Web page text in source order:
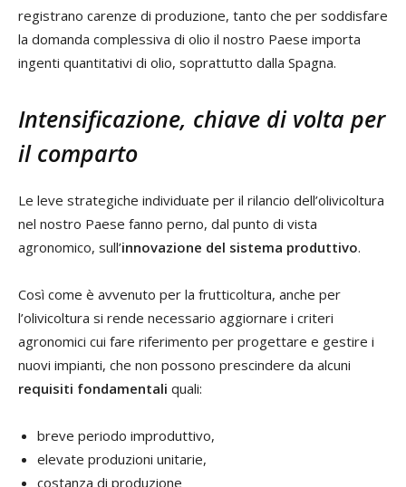
registrano carenze di produzione, tanto che per soddisfare
la domanda complessiva di olio il nostro Paese importa
ingenti quantitativi di olio, soprattutto dalla Spagna.
Intensificazione, chiave di volta per
il comparto
Le leve strategiche individuate per il rilancio dell’olivicoltura
nel nostro Paese fanno perno, dal punto di vista
agronomico, sull’innovazione del sistema produttivo.
Così come è avvenuto per la frutticoltura, anche per
l’olivicoltura si rende necessario aggiornare i criteri
agronomici cui fare riferimento per progettare e gestire i
nuovi impianti, che non possono prescindere da alcuni
requisiti fondamentali quali:
breve periodo improduttivo,
elevate produzioni unitarie,
costanza di produzione